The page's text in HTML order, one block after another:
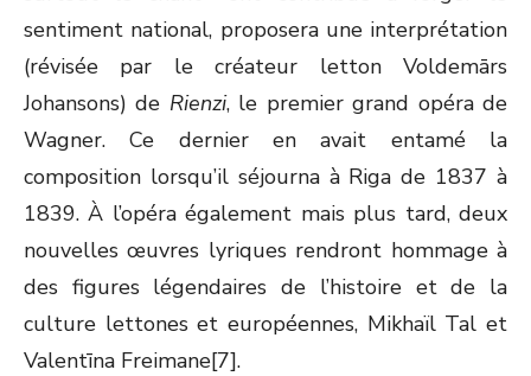
sentiment national, proposera une interprétation
(révisée par le créateur letton Voldemārs
Johansons) de Rienzi, le premier grand opéra de
Wagner. Ce dernier en avait entamé la
composition lorsqu’il séjourna à Riga de 1837 à
1839. À l’opéra également mais plus tard, deux
nouvelles œuvres lyriques rendront hommage à
des figures légendaires de l’histoire et de la
culture lettones et européennes, Mikhaïl Tal et
Valentīna Freimane[7].